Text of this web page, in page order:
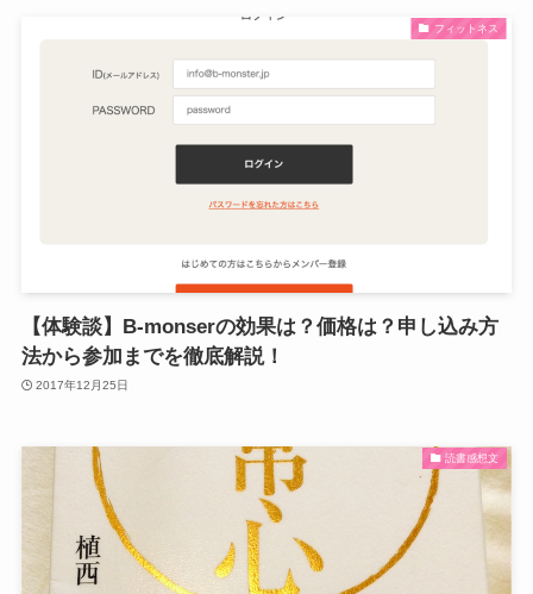
フィットネス
【体験談】B-monserの効果は？価格は？申し込み方
法から参加までを徹底解説！
2017年12月25日
読書感想文